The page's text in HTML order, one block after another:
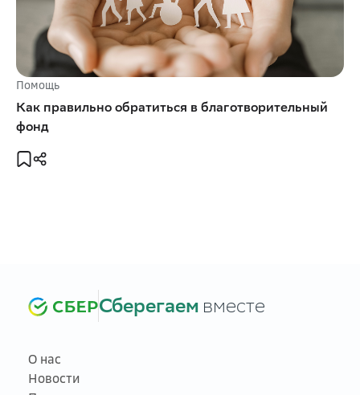
Помощь
Как правильно обратиться в благотворительный
фонд
Сберегаем вместе
О нас
Новости